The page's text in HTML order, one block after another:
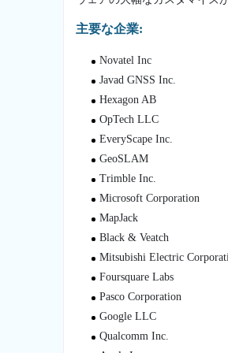
主要な企業:
Novatel Inc
Javad GNSS Inc.
Hexagon AB
OpTech LLC
EveryScape Inc.
GeoSLAM
Trimble Inc.
Microsoft Corporation
MapJack
Black & Veatch
Mitsubishi Electric
Foursquare Labs
Pasco Corporation
Google LLC
Qualcomm Inc.